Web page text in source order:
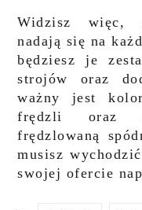
Widzisz więc,
nadają się na
będziesz je
strojów oraz
ważny jest
frędzli oraz
frędzlowaną
musisz
swojej ofercie